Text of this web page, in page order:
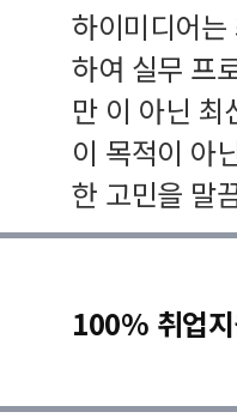
하이미디어
하여 실무 프
만 이 아닌 최
이 목적이 아
한 고민을 말
100% 취업